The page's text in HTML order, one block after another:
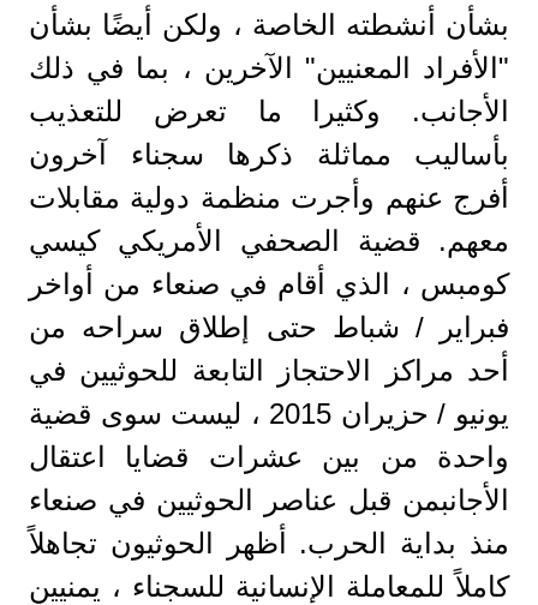
بشأن أنشطته الخاصة ، ولكن أيضًا بشأن
"الأفراد المعنيين" الآخرين ، بما في ذلك
الأجانب. وكثيرا ما تعرض للتعذيب
بأساليب مماثلة ذكرها سجناء آخرون
أفرج عنهم وأجرت منظمة دولية مقابلات
معهم. قضية الصحفي الأمريكي كيسي
كومبس ، الذي أقام في صنعاء من أواخر
فبراير / شباط حتى إطلاق سراحه من
أحد مراكز الاحتجاز التابعة للحوثيين في
يونيو / حزيران 2015 ، ليست سوى قضية
واحدة من بين عشرات قضايا اعتقال
الأجانبمن قبل عناصر الحوثيين في صنعاء
منذ بداية الحرب. أظهر الحوثيون تجاهلاً
كاملاً للمعاملة الإنسانية للسجناء ، يمنيين